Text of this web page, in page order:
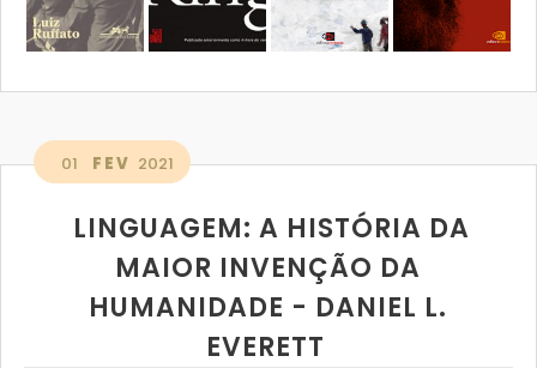
01 FEV 2021
LINGUAGEM: A HISTÓRIA DA
MAIOR INVENÇÃO DA
HUMANIDADE - DANIEL L.
EVERETT